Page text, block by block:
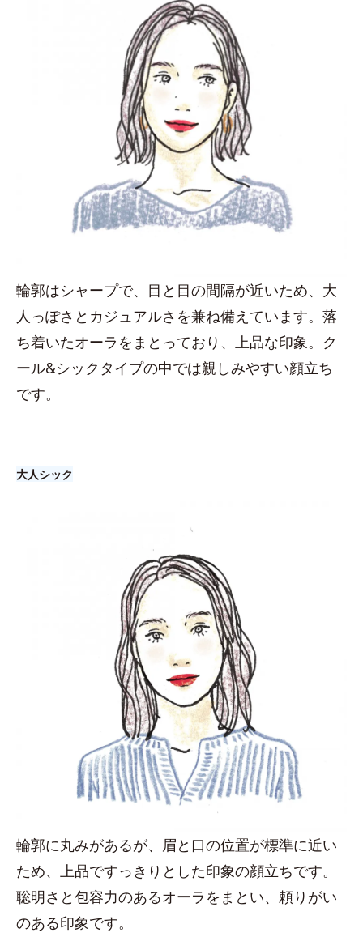
輪郭はシャープで、目と目の間隔が近いため、大
人っぽさとカジュアルさを兼ね備えています。落
ち着いたオーラをまとっており、上品な印象。ク
ール&シックタイプの中では親しみやすい顔立ち
です。
大人シック
輪郭に丸みがあるが、眉と口の位置が標準に近い
ため、上品ですっきりとした印象の顔立ちです。
聡明さと包容力のあるオーラをまとい、頼りがい
のある印象です。